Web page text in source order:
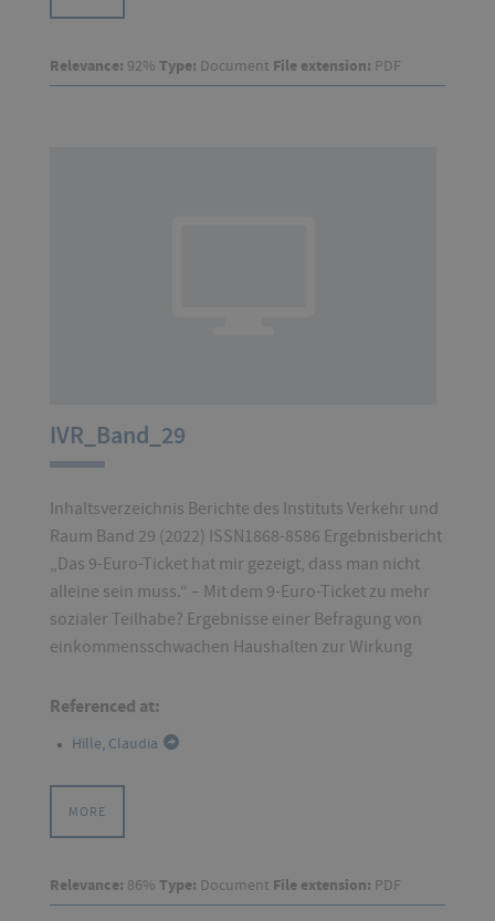
Relevance: 92% Type: Document File extension: PDF
IVR_Band_29
Inhaltsverzeichnis Berichte des Instituts Verkehr und
Raum Band 29 (2022) ISSN1868-8586 Ergebnisbericht
„Das 9-Euro-Ticket hat mir gezeigt, dass man nicht
alleine sein muss.“ – Mit dem 9-Euro-Ticket zu mehr
sozialer Teilhabe? Ergebnisse einer Befragung von
einkommensschwachen Haushalten zur Wirkung
Referenced at:
Hille, Claudia
MORE
Relevance: 86% Type: Document File extension: PDF